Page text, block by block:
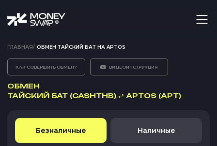
ГЛАВНАЯ/ ОБМЕН ТАЙСКИЙ БАТ НА APTOS
КАК СОВЕРШИТЬ ОБМЕН? ВИДЕОИНСТРУКЦИЯ
ОБМЕН
ТАЙСКИЙ БАТ (CASHTHB) ⇄ APTOS (APT)
Безналичные Наличные